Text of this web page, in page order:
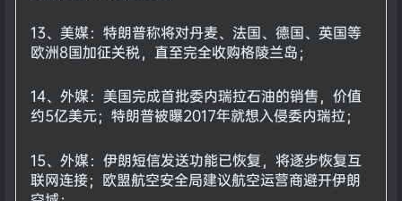
13、美媒：特朗普称将对丹麦、法国、德国、英国等
欧洲8国加征关税，直至完全收购格陵兰岛；
14、外媒：美国完成首批委内瑞拉石油的销售，价值
约5亿美元；特朗普被曝2017年就想入侵委内瑞拉；
15、外媒：伊朗短信发送功能已恢复，将逐步恢复互
联网连接；欧盟航空安全局建议航空运营商避开伊朗